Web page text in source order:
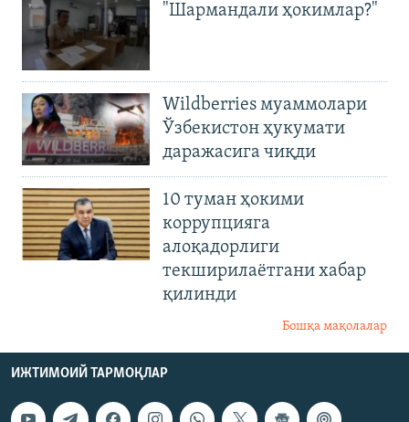
"Шармандали ҳокимлар?"
Wildberries муаммолари
Ўзбекистон ҳукумати
даражасига чиқди
10 туман ҳокими
коррупцияга
алоқадорлиги
текширилаётгани хабар
қилинди
Бошқа мақолалар
ИЖТИМОИЙ ТАРМОҚЛАР